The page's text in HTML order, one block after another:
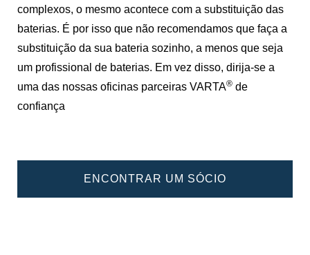
complexos, o mesmo acontece com a substituição das
baterias. É por isso que não recomendamos que faça a
substituição da sua bateria sozinho, a menos que seja
um profissional de baterias. Em vez disso, dirija-se a
uma das nossas oficinas parceiras VARTA® de
confiança
ENCONTRAR UM SÓCIO